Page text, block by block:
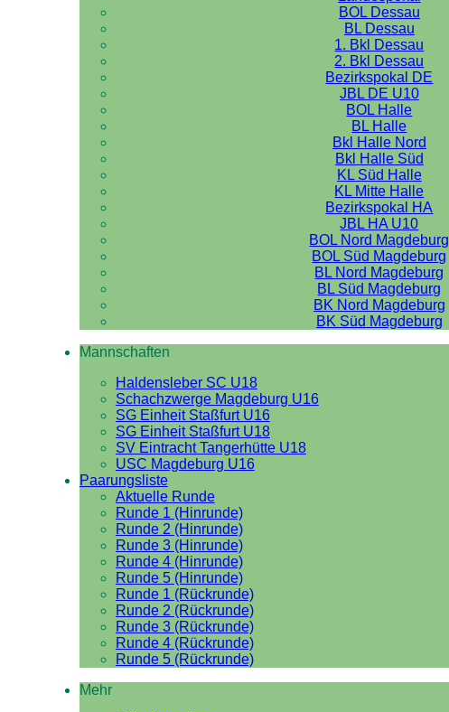
BOL Dessau
BL Dessau
1. Bkl Dessau
2. Bkl Dessau
Bezirkspokal DE
JBL DE U10
BOL Halle
BL Halle
Bkl Halle Nord
Bkl Halle Süd
KL Süd Halle
KL Mitte Halle
Bezirkspokal HA
JBL HA U10
BOL Nord Magdeburg
BOL Süd Magdeburg
BL Nord Magdeburg
BL Süd Magdeburg
BK Nord Magdeburg
BK Süd Magdeburg
Mannschaften
Haldensleber SC U18
Schachzwerge Magdeburg U16
SG Einheit Staßfurt U16
SG Einheit Staßfurt U18
SV Eintracht Tangerhütte U18
USC Magdeburg U16
Paarungsliste
Aktuelle Runde
Runde 1 (Hinrunde)
Runde 2 (Hinrunde)
Runde 3 (Hinrunde)
Runde 4 (Hinrunde)
Runde 5 (Hinrunde)
Runde 1 (Rückrunde)
Runde 2 (Rückrunde)
Runde 3 (Rückrunde)
Runde 4 (Rückrunde)
Runde 5 (Rückrunde)
Mehr